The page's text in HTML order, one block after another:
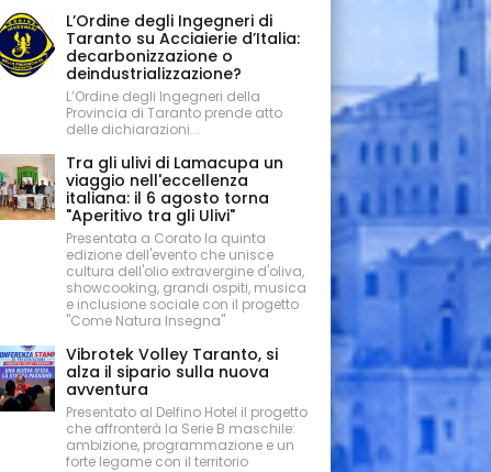
L’Ordine degli Ingegneri di
Taranto su Acciaierie d’Italia:
decarbonizzazione o
deindustrializzazione?
L’Ordine degli Ingegneri della
Provincia di Taranto prende atto
delle dichiarazioni...
Tra gli ulivi di Lamacupa un
viaggio nell'eccellenza
italiana: il 6 agosto torna
"Aperitivo tra gli Ulivi"
Presentata a Corato la quinta
edizione dell'evento che unisce
cultura dell'olio extravergine d'oliva,
showcooking, grandi ospiti, musica
e inclusione sociale con il progetto
"Come Natura Insegna"
Vibrotek Volley Taranto, si
alza il sipario sulla nuova
avventura
Presentato al Delfino Hotel il progetto
che affronterà la Serie B maschile:
ambizione, programmazione e un
forte legame con il territorio